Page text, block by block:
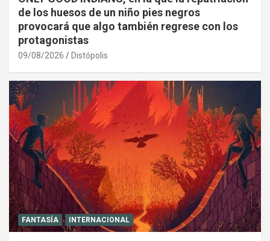
de los huesos de un niño pies negros
provocará que algo también regrese con los
protagonistas
09/08/2026 Distópolis
FANTASÍA INTERNACIONAL